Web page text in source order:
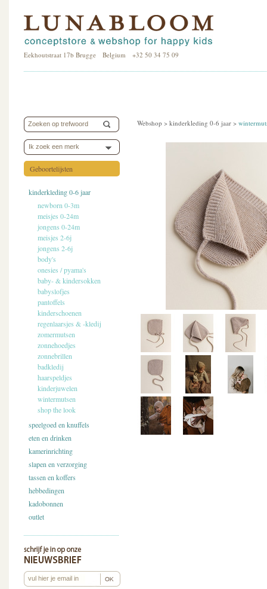
Eekhoutstraat 17b Brugge Belgium +32 50 34 75 09
Ik zoek een merk
Geboortelijsten
kinderkleding 0-6 jaar
newborn 0-3m
meisjes 0-24m
jongens 0-24m
meisjes 2-6j
jongens 2-6j
body's
onesies / pyama's
baby- & kindersokken
babyslofjes
pantoffels
kinderschoenen
regenlaarsjes & -kledij
zomermutsen
zonnehoedjes
zonnebrillen
badkledij
haarspeldjes
kinderjuwelen
wintermutsen
shop the look
speelgoed en knuffels
eten en drinken
kamerinrichting
slapen en verzorging
tassen en koffers
hebbedingen
kadobonnen
outlet
Webshop > kinderkleding 0-6 jaar >